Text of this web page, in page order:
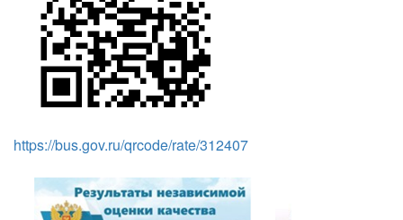
https://bus.gov.ru/qrcode/rate/312407